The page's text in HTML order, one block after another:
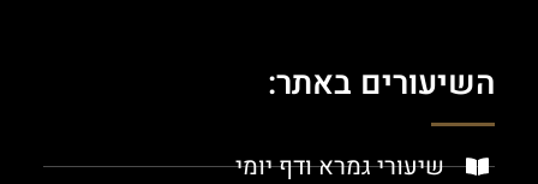
השיעורים באתר:
שיעורי גמרא ודף יומי